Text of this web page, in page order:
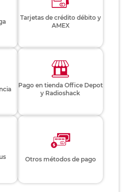
Tarjetas de crédito débito y
AMEX
Pago en tienda Office Depot
y Radioshack
Otros métodos de pago